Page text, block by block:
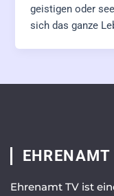
geistigen oder
sich das ganze
Ehrenamt TV ist